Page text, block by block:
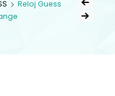
Reloj Guess